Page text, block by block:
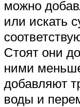
можно
или искать
Стоят они
ними
добавляют
воды и